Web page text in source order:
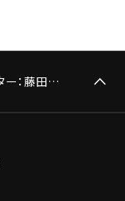
代講インストラクター：藤田実夏（※久次亜希子推薦ダンサー）